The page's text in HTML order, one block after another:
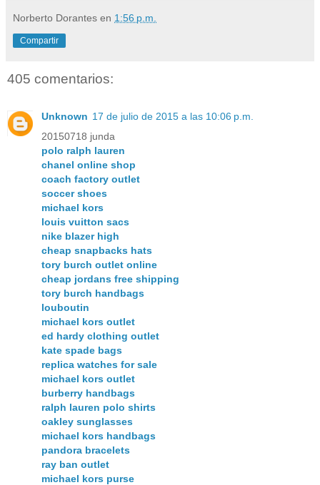
Norberto Dorantes en 1:56 p.m.
Compartir
405 comentarios:
Unknown 17 de julio de 2015 a las 10:06 p.m.
20150718 junda
polo ralph lauren
chanel online shop
coach factory outlet
soccer shoes
michael kors
louis vuitton sacs
nike blazer high
cheap snapbacks hats
tory burch outlet online
cheap jordans free shipping
tory burch handbags
louboutin
michael kors outlet
ed hardy clothing outlet
kate spade bags
replica watches for sale
michael kors outlet
burberry handbags
ralph lauren polo shirts
oakley sunglasses
michael kors handbags
pandora bracelets
ray ban outlet
michael kors purse